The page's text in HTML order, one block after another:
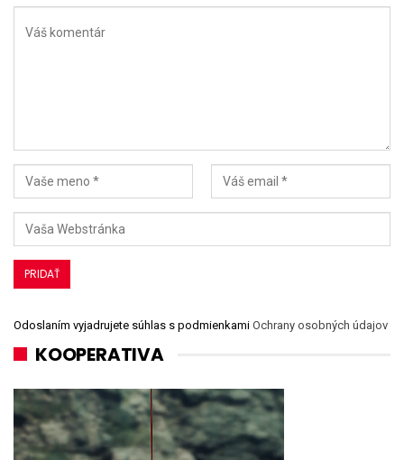
Odoslaním vyjadrujete súhlas s podmienkami Ochrany osobných údajov
KOOPERATIVA